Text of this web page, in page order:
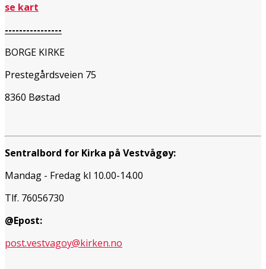
se kart
----------------
BORGE KIRKE
Prestegårdsveien 75
8360 Bøstad
Sentralbord for Kirka på Vestvågøy:
Mandag - Fredag kl 10.00-14.00
Tlf. 76056730
@Epost:
post.vestvagoy@kirken.no